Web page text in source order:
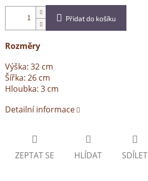
Přidat do košíku
Rozměry
Výška: 32 cm
Šířka: 26 cm
Hloubka: 3 cm
Detailní informace
ZEPTAT SE HLÍDAT SDÍLET